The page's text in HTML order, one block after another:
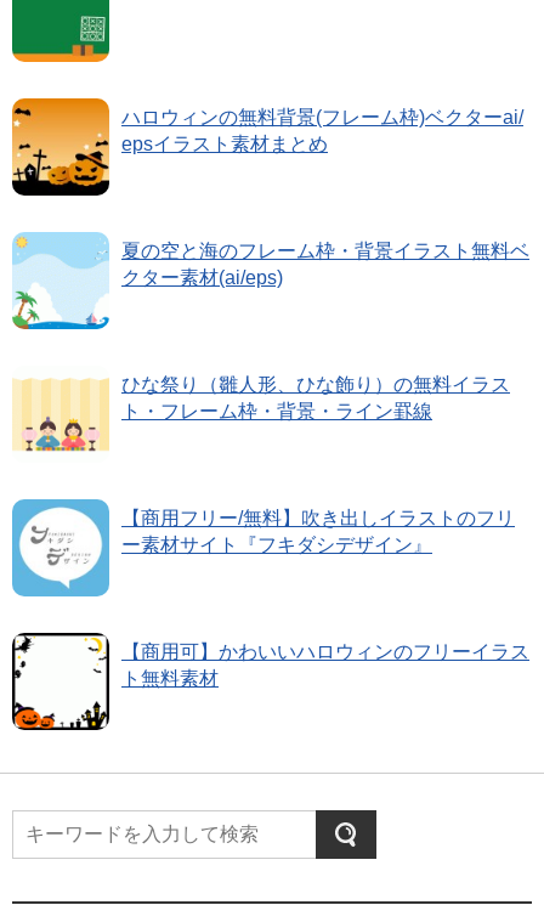
ハロウィンの無料背景(フレーム枠)ベクターai/
epsイラスト素材まとめ
夏の空と海のフレーム枠・背景イラスト無料ベ
クター素材(ai/eps)
ひな祭り（雛人形、ひな飾り）の無料イラス
ト・フレーム枠・背景・ライン罫線
【商用フリー/無料】吹き出しイラストのフリ
ー素材サイト『フキダシデザイン』
【商用可】かわいいハロウィンのフリーイラス
ト無料素材